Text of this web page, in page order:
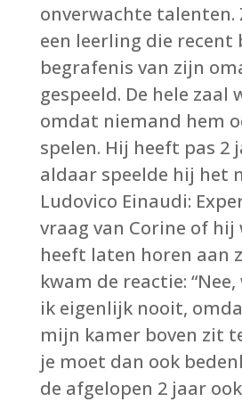
onverwachte talenten.
een leerling die recent
begrafenis van zijn
gespeeld. De hele zaal
omdat niemand hem
spelen. Hij heeft pas 2
aldaar speelde hij het
Ludovico Einaudi:
vraag van Corine of hij
heeft laten horen aan
kwam de reactie:
ik eigenlijk nooit,
mijn kamer boven zit
je moet dan ook
de afgelopen 2 jaar